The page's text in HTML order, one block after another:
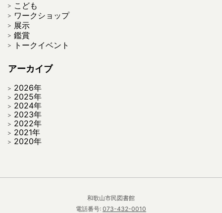
こども
ワークショップ
展示
鑑賞
トークイベント
アーカイブ
2026年
2025年
2024年
2023年
2022年
2021年
2020年
和歌山市民図書館
電話番号: 073-432-0010